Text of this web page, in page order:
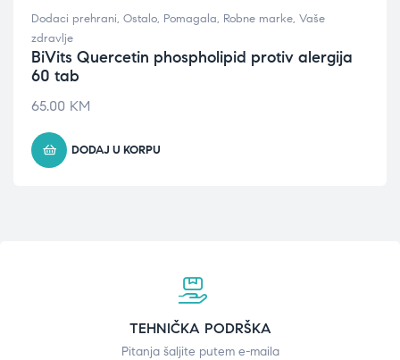
Dodaci prehrani, Ostalo, Pomagala, Robne marke, Vaše
zdravlje
BiVits Quercetin phospholipid protiv alergija
60 tab
65.00 KM
DODAJ U KORPU
TEHNIČKA PODRŠKA
Pitanja šaljite putem e-maila